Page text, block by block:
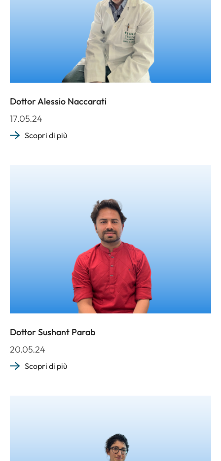
Dottor Alessio Naccarati
17.05.24
Scopri di più
Dottor Sushant Parab
20.05.24
Scopri di più